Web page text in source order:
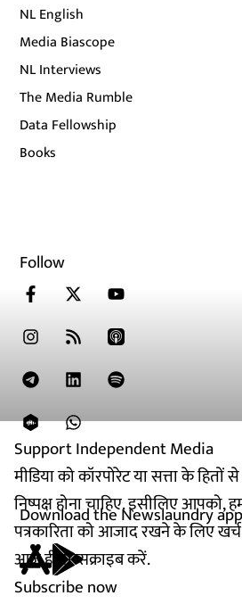
Support Independent Media
मीडिया को कॉरपोरेट या सत्ता के
निष्पक्ष होना चाहिए. इसीलिए आपको,
पत्रकारिता को आजाद रखने के लिए
आज ही सब्सक्राइब करें.
Subscribe now
NL English
Media Biascope
NL Interviews
The Media Rumble
Data Fellowship
Books
Follow
Download the Newslaundry